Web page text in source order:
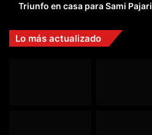
Triunfo en casa para Sami Pajari
Lo más actualizado